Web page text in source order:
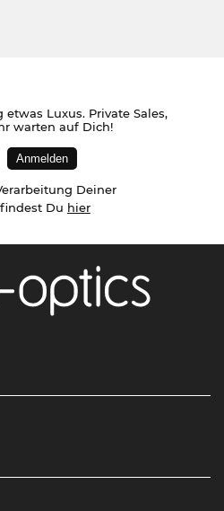
Luxus. Private Sales,
warten auf Dich!
Deiner
Du hier